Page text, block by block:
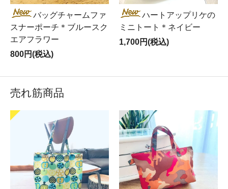
バッグチャームファ
スナーポーチ＊ブルースク
エアフラワー
800円(税込)
ハートアップリケの
ミニトート＊ネイビー
1,700円(税込)
売れ筋商品